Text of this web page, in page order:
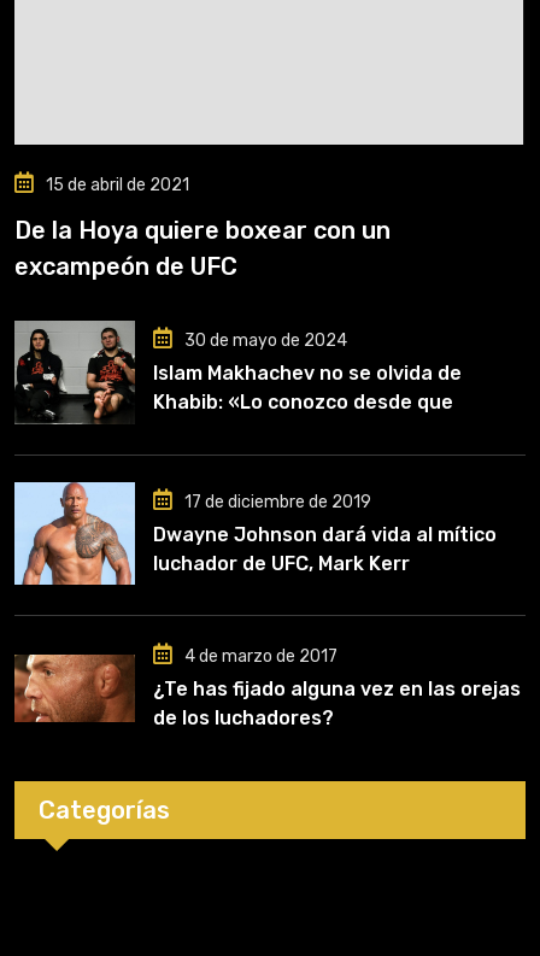
15 de abril de 2021
De la Hoya quiere boxear con un
excampeón de UFC
30 de mayo de 2024
Islam Makhachev no se olvida de
Khabib: «Lo conozco desde que
clave en mi carrera»
17 de diciembre de 2019
Dwayne Johnson dará vida al mítico
luchador de UFC, Mark Kerr
4 de marzo de 2017
¿Te has fijado alguna vez en las orejas
de los luchadores?
Categorías